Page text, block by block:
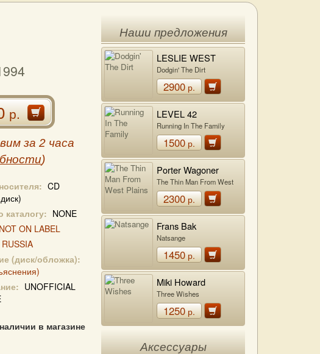
р.
за 2 часа
)
CD
каталогу: NONE
NOT ON LABEL
RUSSIA
(диск/обложка):
UNOFFICIAL
в магазине
Наши предложения
LESLIE WEST
Dodgin' The Dirt
2900р.
LEVEL 42
Running In The Family
1500р.
Porter Wagoner
The Thin Man From West
Plains
2300р.
Frans Bak
Natsange
1450р.
Miki Howard
Three Wishes
1250р.
Аксессуары